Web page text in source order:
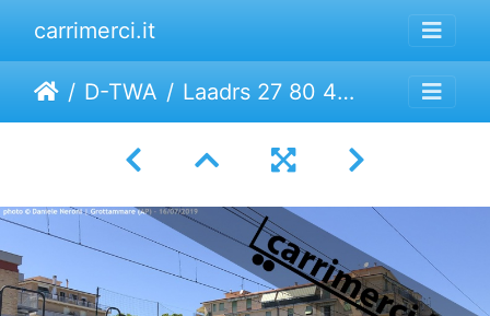
carrimerci.it
D-TWA Laadrs 27 80 4354 038-6 | Transwaggon